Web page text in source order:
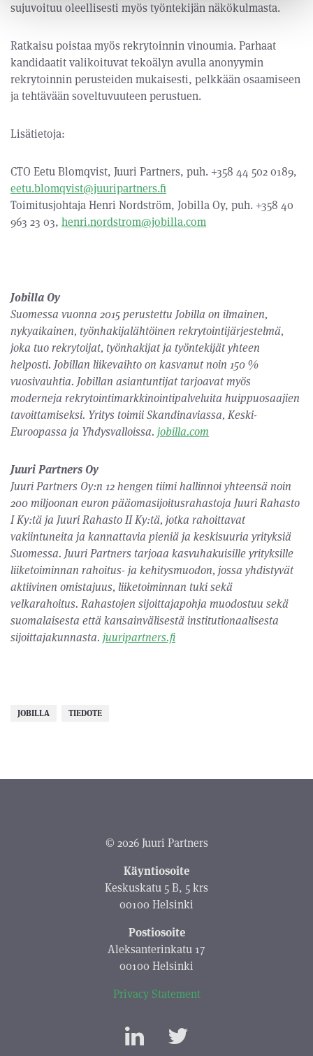
sujuvoituu oleellisesti myös työntekijän näkökulmasta.
Ratkaisu poistaa myös rekrytoinnin vinoumia. Parhaat
kandidaatit valikoituvat tekoälyn avulla anonyymin
rekrytoinnin perusteiden mukaisesti, pelkkään osaamiseen
ja tehtävään soveltuvuuteen perustuen.
Lisätietoja:
CTO Eetu Blomqvist, Juuri Partners, puh. +358 44 502 0189,
eetu.blomqvist@juuripartners.fi
Toimitusjohtaja Henri Nordström, Jobilla Oy, puh. +358 40
963 23 03, henri.nordstrom@jobilla.com
Jobilla Oy
Suomessa vuonna 2015 perustettu Jobilla on ilmainen,
nykyaikainen, työnhakijalähtöinen rekrytointijärjestelmä,
joka tuo rekrytoijat, työnhakijat ja työntekijät yhteen
helposti. Jobillan liikevaihto on kasvanut noin 150 %
vuosivauhtia. Jobillan asiantuntijat tarjoavat myös
moderneja rekrytointimarkkinointipalveluita huippuosaajien
tavoittamiseksi. Yritys toimii Skandinaviassa, Keski-
Euroopassa ja Yhdysvalloissa. jobilla.com
Juuri Partners Oy
Juuri Partners Oy:n 12 hengen tiimi hallinnoi yhteensä noin
200 miljoonan euron pääomasijoitusrahastoja Juuri Rahasto
I Ky:tä ja Juuri Rahasto II Ky:tä, jotka rahoittavat
vakiintuneita ja kannattavia pieniä ja keskisuuria yrityksiä
Suomessa. Juuri Partners tarjoaa kasvuhakuisille yrityksille
liiketoiminnan rahoitus- ja kehitysmuodon, jossa yhdistyvät
aktiivinen omistajuus, liiketoiminnan tuki sekä
velkarahoitus. Rahastojen sijoittajapohja muodostuu sekä
suomalaisesta että kansainvälisestä institutionaalisesta
sijoittajakunnasta. juuripartners.fi
JOBILLA TIEDOTE
© 2026 Juuri Partners
Käyntiosoite
Keskuskatu 5 B, 5 krs
00100 Helsinki
Postiosoite
Aleksanterinkatu 17
00100 Helsinki
Privacy Statement